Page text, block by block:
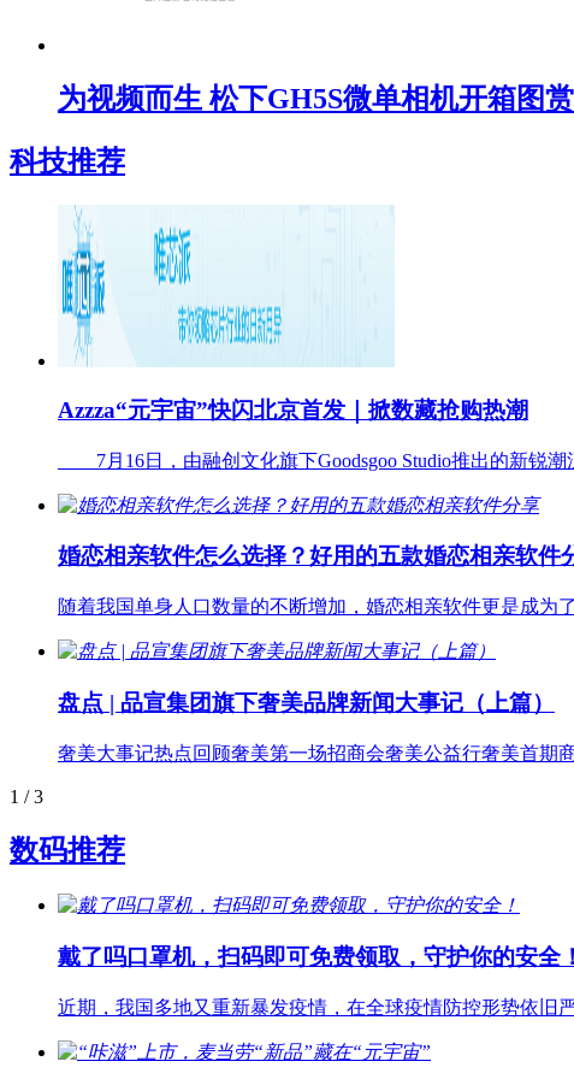
为视频而生 松下GH5S微单相机开箱图赏
科技推荐
Azzza“元宇宙”快闪北京首发｜掀数藏抢购热潮
7月16日，由融创文化旗下Goodsgoo Studio推出的新锐潮
婚恋相亲软件怎么选择？好用的五款婚恋相亲软件
随着我国单身人口数量的不断增加，婚恋相亲软件更是成
盘点 | 品宣集团旗下奢美品牌新闻大事记（上篇）
奢美大事记热点回顾奢美第一场招商会奢美公益行奢美首期
1 / 3
数码推荐
戴了吗口罩机，扫码即可免费领取，守护你的安全！
近期，我国多地又重新暴发疫情，在全球疫情防控形势依旧